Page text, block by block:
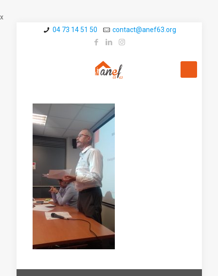
x
04 73 14 51 50
contact@a­nef63.org